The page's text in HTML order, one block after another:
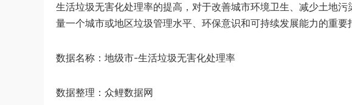
生活垃圾无害化处理率的提高，对于改善城市环境卫生、减少土地
量一个城市或地区垃圾管理水平、环保意识和可持续发展能力的重要
数据名称：地级市-生活垃圾无害化处理率
数据整理：众鲤数据网